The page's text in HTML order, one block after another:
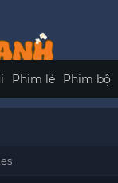
Phim lẻ Phim bộ